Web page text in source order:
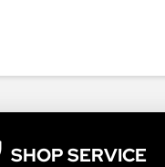
SHOP SERVICE